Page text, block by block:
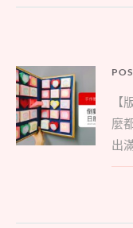
文
章
導
覽
Parent
post:
【
麼
出